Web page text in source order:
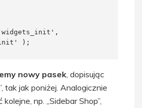
);
nowy pasek , dopisując
tak jak poniżej. Analogicznie
np. „Sidebar Shop”,